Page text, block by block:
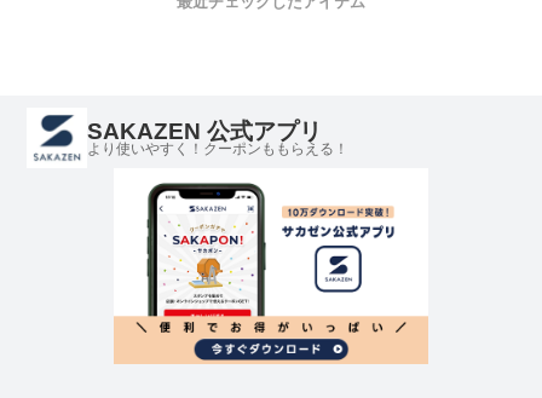
SAKAZEN 公式アプリ
より使いやすく！クーポンももらえる！